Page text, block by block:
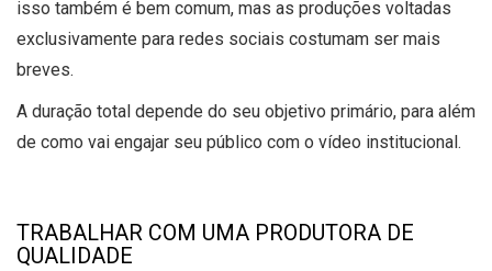
isso também é bem comum, mas as produções voltadas
exclusivamente para redes sociais costumam ser mais
breves.
A duração total depende do seu objetivo primário, para além
de como vai engajar seu público com o vídeo institucional.
TRABALHAR COM UMA PRODUTORA DE
QUALIDADE